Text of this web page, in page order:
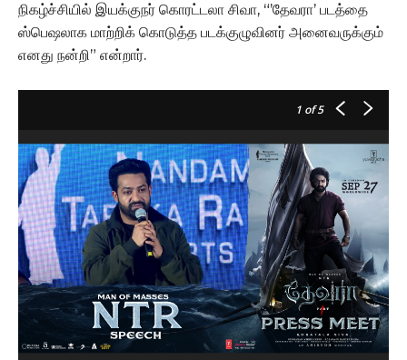
நிகழ்ச்சியில் இயக்குநர் கொரட்டலா சிவா, “’தேவரா’ படத்தை
ஸ்பெஷலாக மாற்றிக் கொடுத்த படக்குழுவினர் அனைவருக்கும்
எனது நன்றி” என்றார்.
1 of 5